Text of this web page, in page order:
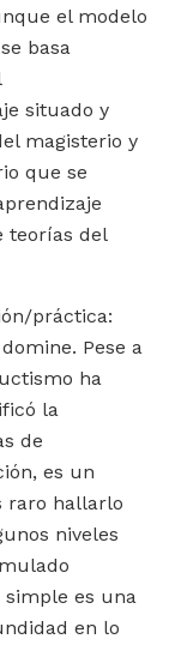
el modelo
basa
situado y
magisterio y
que se
teorías del
práctica:
Pese a
ha
la
de
es un
raro hallarlo
niveles
es una
en lo